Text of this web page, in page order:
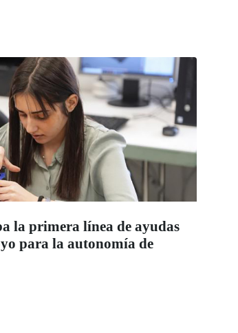
la primera línea de ayudas
para la autonomía de